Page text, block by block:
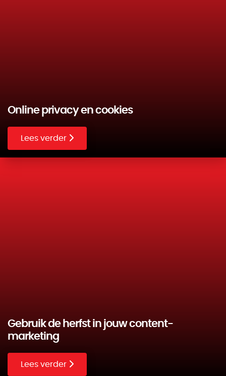
Online privacy en cookies
Lees verder
Gebruik de herfst in jouw content-
marketing
Lees verder